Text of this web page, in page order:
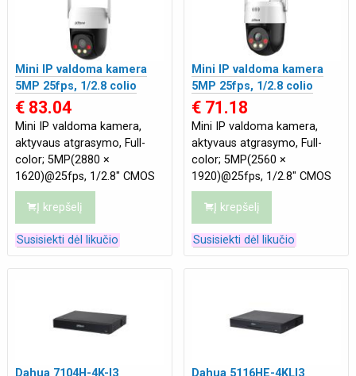
Mini IP valdoma kamera
5MP 25fps, 1/2.8 colio
CMOS sensorius, 4G
€ 83.04
Mini IP valdoma kamera,
aktyvaus atgrasymo, Full-
color; 5MP(2880 ×
1620)@25fps, 1/2.8" CMOS
sensorius, IR pašvietimas iki
30m, LED šiltos šviesos iki
30m, SD iki 256 GB, 4mm
objektyvas, apžvalgos
kampas apie 81°, F1.6,
garsiakalbiu, 4G ryšys; H.264,
H.265, IP66 tinka lauko
Į krepšelį
Susisiekti dėl likučio
Mini IP valdoma kamera
5MP 25fps, 1/2.8 colio
CMOS sensorius, WIFI
€ 71.18
Mini IP valdoma kamera,
aktyvaus atgrasymo, Full-
color; 5MP(2560 ×
1920)@25fps, 1/2.8" CMOS
sensorius, išmanus dvigubas
pašvietimas IR+šiltos
šviesos, SD iki 256 GB, 4mm
objektyvas, apžvalgos
kampas apie 80.4°, F1.6,
garsiakalbiu, Wi-Fi 2.4GHz;
H.264, H.265, IP66 tinka
Į krepšelį
Susisiekti dėl likučio